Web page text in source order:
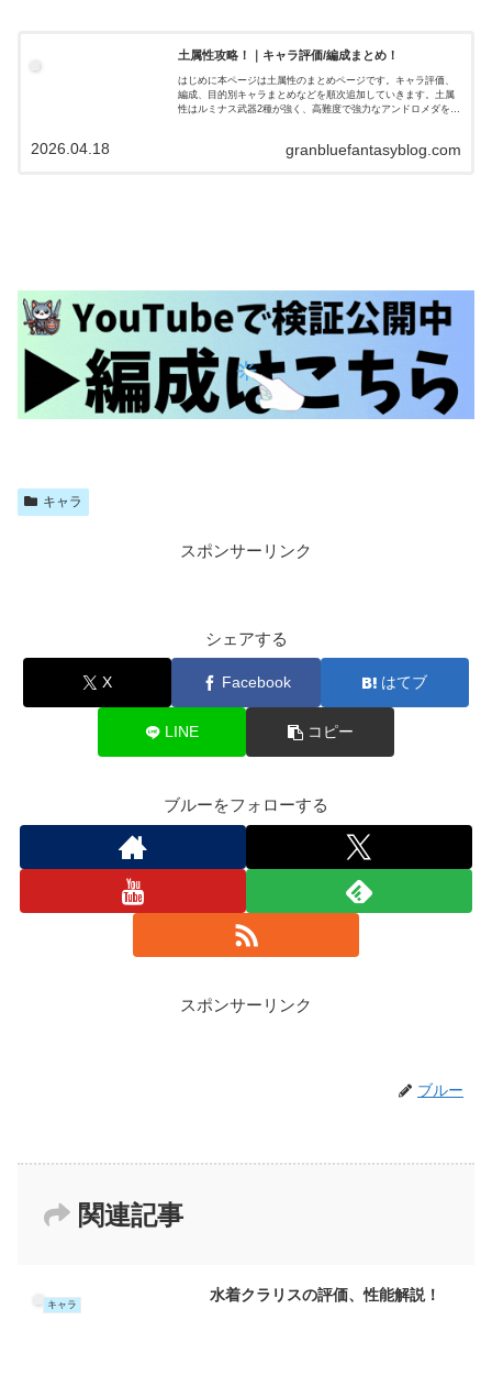
土属性攻略！｜キャラ評価/編成まとめ！
はじめに本ページは土属性のまとめページです。キャラ評価、
編成、目的別キャラまとめなどを順次追加していきます。土属
性はルミナス武器2種が強く、高難度で強力なアンドロメダを主
granbluefantasyblog.com
2026.04.18
キャラ
スポンサーリンク
シェアする
X Facebook はてブ
LINE コピー
ブルーをフォローする
スポンサーリンク
ブルー
関連記事
キャラ
水着クラリスの評価、性能解説！